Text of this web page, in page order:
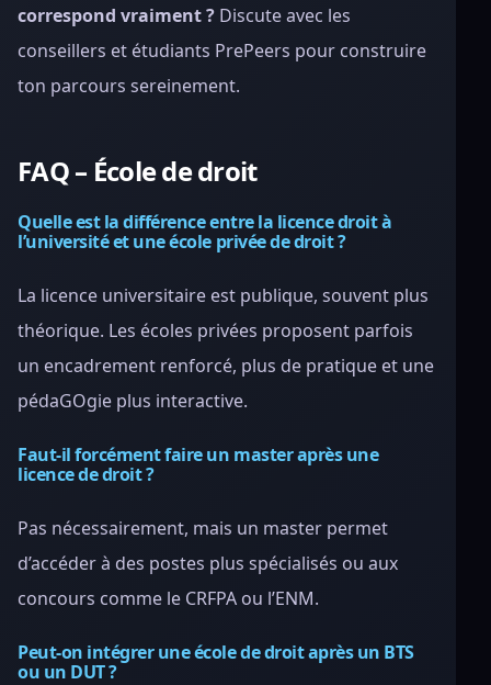
correspond vraiment ? Discute avec les
conseillers et étudiants PrePeers pour construire
ton parcours sereinement.
FAQ – École de droit
Quelle est la différence entre la licence droit à
l’université et une école privée de droit ?
La licence universitaire est publique, souvent plus
théorique. Les écoles privées proposent parfois
un encadrement renforcé, plus de pratique et une
pédaGOgie plus interactive.
Faut-il forcément faire un master après une
licence de droit ?
Pas nécessairement, mais un master permet
d’accéder à des postes plus spécialisés ou aux
concours comme le CRFPA ou l’ENM.
Peut-on intégrer une école de droit après un BTS
ou un DUT ?